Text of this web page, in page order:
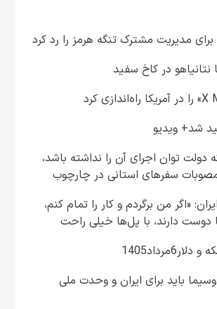
مدیریت مشترک تنگه هرمز را رد کرد
در کاخ سفید
شد+ ویدیو
توان اجرای آن را نداشته باشد،
سفرهای استانی در چارچوب
«اگر من برگردم و کار را تمام کنم،
دارند، با پل‌ها خیلی راحت
را در کمتر از یک ساعت از بین
باید برای ایران و وحدت ملی